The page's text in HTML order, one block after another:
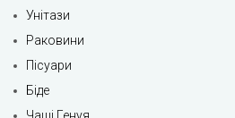
Унітази
Раковини
Пісуари
Біде